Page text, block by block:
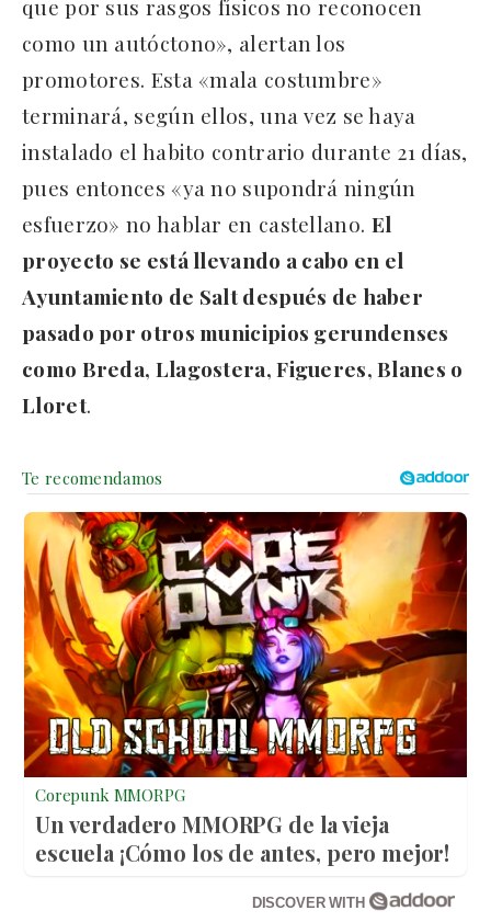
que por sus rasgos físicos no reconocen
como un autóctono», alertan los
promotores. Esta «mala costumbre»
terminará, según ellos, una vez se haya
instalado el habito contrario durante 21 días,
pues entonces «ya no supondrá ningún
esfuerzo» no hablar en castellano. El
proyecto se está llevando a cabo en el
Ayuntamiento de Salt después de haber
pasado por otros municipios gerundenses
como Breda, Llagostera, Figueres, Blanes o
Lloret.
Corepunk MMORPG
Un verdadero MMORPG de la vieja
escuela ¡Cómo los de antes, pero mejor!
DISCOVER WITH